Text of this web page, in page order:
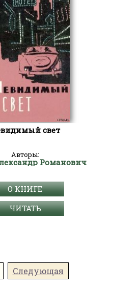
свет
Авторы:
Романович
О КНИГЕ
ЧИТАТЬ
Следующая